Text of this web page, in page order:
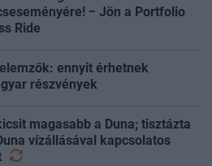
− Jön a Portfolio
Ride
ennyit érhetnek
részvények
magasabb a Duna; tisztázta
vízállásával kapcsolatos